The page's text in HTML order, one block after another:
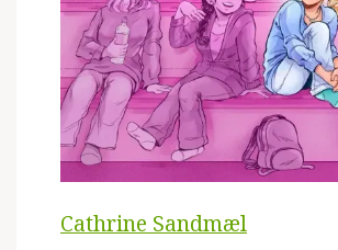
Cathrine Sandmæl